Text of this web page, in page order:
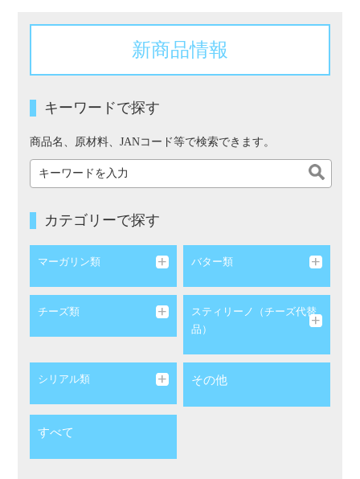
新商品情報
キーワードで探す
商品名、原材料、JANコード等で検索できます。
カテゴリーで探す
マーガリン類 バター類
チーズ類
スティリーノ（チーズ代替
品）
シリアル類 その他
すべて